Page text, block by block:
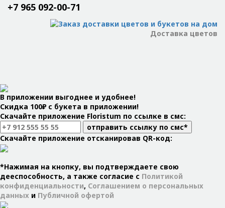
+7 965 092-00-71
Доставка цветов
В приложении выгоднее и удобнее!
Скидка 100₽ с букета в приложении!
Скачайте приложение Floristum по ссылке в смс:
отправить ссылку по смс*
Скачайте приложение отсканировав QR-код:
*Нажимая на кнопку, вы подтверждаете свою
дееспособность, а также согласие с Политикой
конфиденциальности, Соглашением о персональных
данных и Публичной офертой